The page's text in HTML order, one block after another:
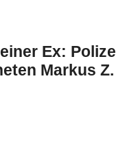
Ex:
Markus Z.